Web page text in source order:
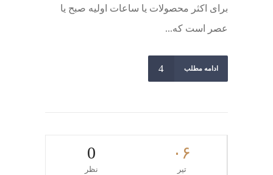
برای اکثر محصولات یا ساعات اولیه صبح یا
عصر است که...
ادامه مطلب
۰۶
تیر
0
نظر